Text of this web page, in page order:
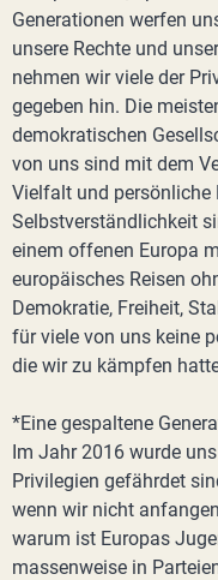
Generationen werfen
unsere Rechte und
nehmen wir viele der
gegeben hin. Die
demokratischen
von uns sind mit dem
Vielfalt und persönliche
Selbstverständlichkeit
einem offenen Europa
europäisches Reisen
Demokratie, Freiheit,
für viele von uns keine
die wir zu kämpfen
*Eine gespaltene
Im Jahr 2016 wurde
Privilegien gefährdet
wenn wir nicht
warum ist Europas
massenweise in